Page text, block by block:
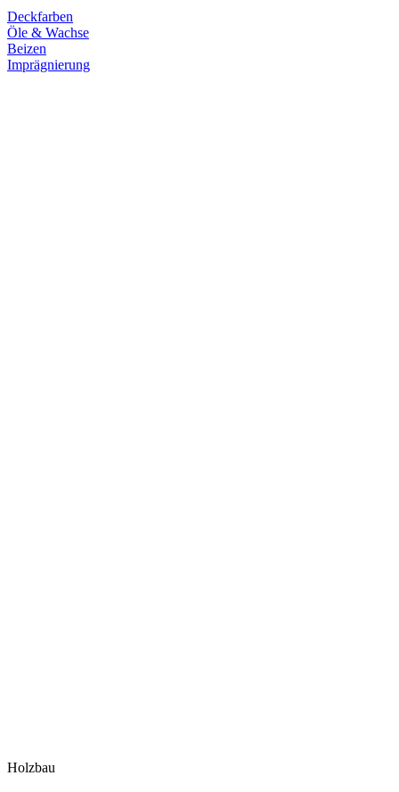
Deckfarben
Öle & Wachse
Beizen
Imprägnierung
Holzbau